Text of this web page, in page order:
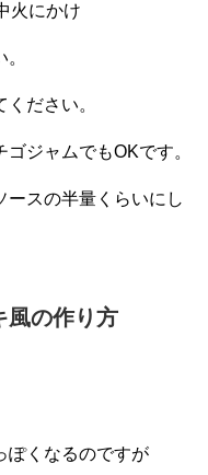
火にかけ
ださい。
ジャムでもOKです。
ースの半量くらいにし
風の作り方
ぽくなるのですが